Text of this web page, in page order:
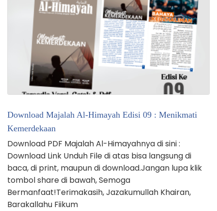
Download Majalah Al-Himayah Edisi 09 : Menikmati
Kemerdekaan
Download PDF Majalah Al-Himayahnya di sini :
Download Link Unduh File di atas bisa langsung di
baca, di print, maupun di download.Jangan lupa klik
tombol share di bawah, Semoga
Bermanfaat!Terimakasih, Jazakumullah Khairan,
Barakallahu Fiikum